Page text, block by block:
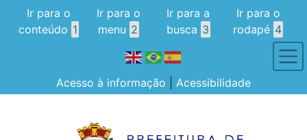
Ir para o
conteúdo 1
Ir para o
menu 2
Ir para a
busca 3
Ir para o
rodapé 4
Acesso à informação Acessibilidade